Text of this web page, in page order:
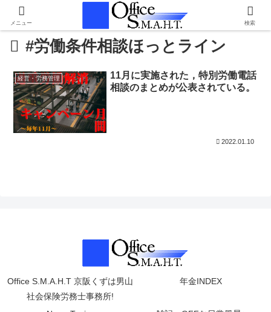
#労働条件相談ほっとライン
経営・労務管理
11月に実施された，特別労働電話
相談のまとめが公表されている。
2022.01.10
Office S.M.A.H.T 京阪くずは男山
社会保険労務士事務所!
年金INDEX
メニュー 検索